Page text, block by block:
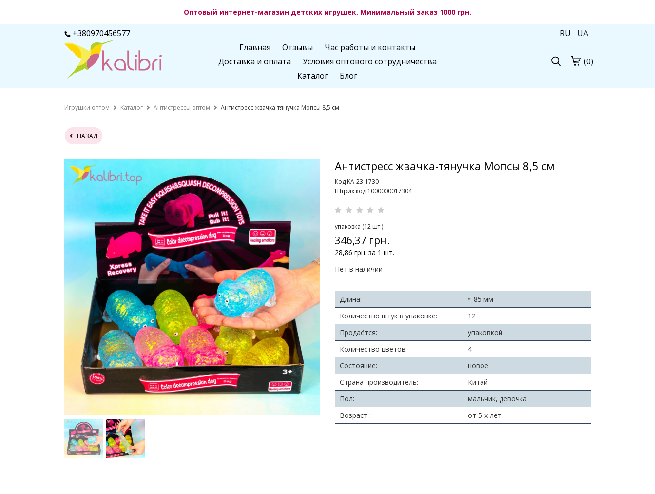
Оптовый интернет-магазин детских игрушек. Минимальный заказ 1000 грн.
+380970456577 RU
UA
Главная
Отзывы
Час работы и контакты
Доставка и оплата
Условия оптового сотрудничества
Каталог
Блог
(0)
Игрушки оптом Каталог Антистрессы оптом Антистресс жвачка-тянучка Мопсы 8,5 см
НАЗАД
Антистресс жвачка-тянучка Мопсы 8,5 см
Код KA-23-1730
Штрих код 1000000017304
упаковка (12 шт.)
346,37 грн.
28,86 грн. за 1 шт.
Нет в наличии
Длина:
≈ 85 мм
Количество штук в упаковке:
12
Продаётся:
упаковкой
Количество цветов:
4
Состояние:
новое
Страна производитель:
Китай
Пол:
мальчик, девочка
Возраст :
от 5-х лет